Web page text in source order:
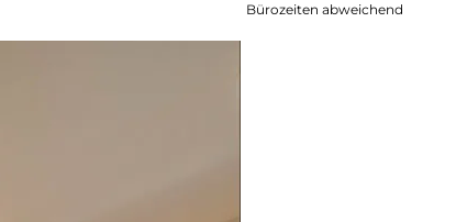
Bürozeiten abweichend